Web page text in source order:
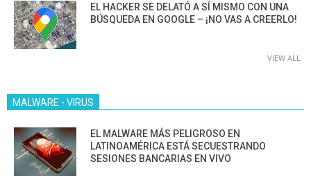
EL HACKER SE DELATÓ A SÍ MISMO CON UNA
BÚSQUEDA EN GOOGLE – ¡NO VAS A CREERLO!
VIEW ALL
MALWARE - VIRUS
EL MALWARE MÁS PELIGROSO EN
LATINOAMÉRICA ESTÁ SECUESTRANDO
SESIONES BANCARIAS EN VIVO